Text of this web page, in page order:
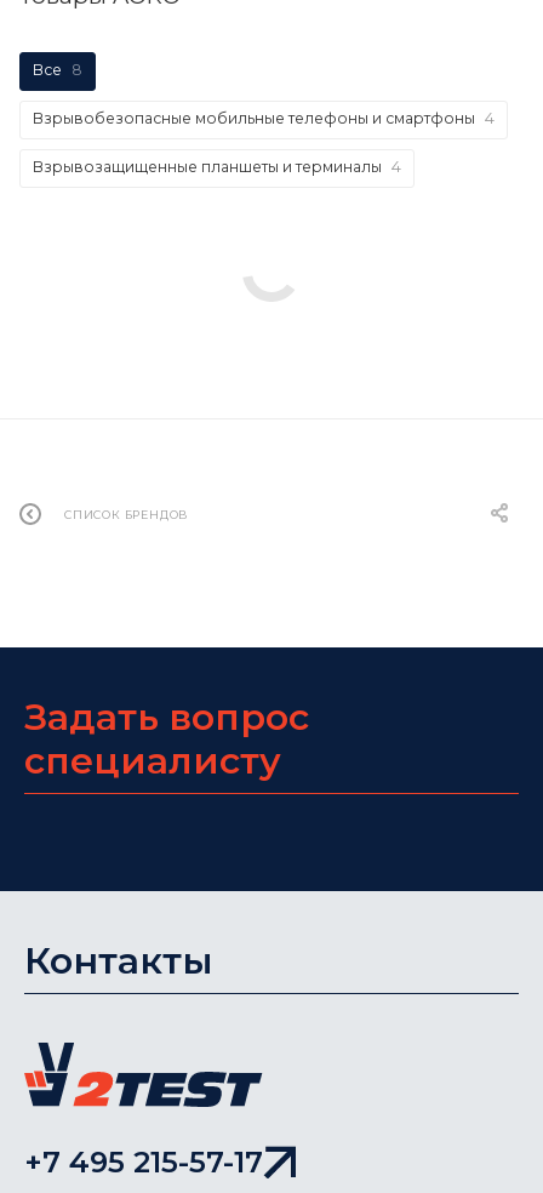
Все 8
Взрывобезопасные мобильные телефоны и смартфоны 4
Взрывозащищенные планшеты и терминалы 4
СПИСОК БРЕНДОВ
Задать вопрос
специалисту
Контакты
+7 495 215-57-17